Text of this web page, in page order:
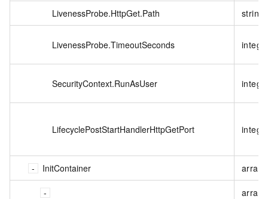
LivenessProbe.HttpGet.Path string
LivenessProbe.TimeoutSeconds
SecurityContext.RunAsUser
LifecyclePostStartHandlerHttpGetPort
InitContainer